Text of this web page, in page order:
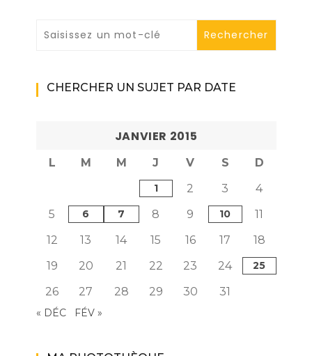
CHERCHER UN SUJET PAR DATE
JANVIER 2015
L M M J V S D
1 2 3
4
5
6 7 8 9 10
11
12
13 14 15 16 17
18
19
20 21 22 23 24 25
26 27 28 29 30 31
« DÉC FÉV »